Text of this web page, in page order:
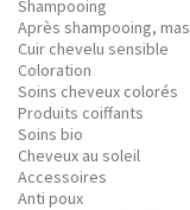
Shampooing
Après shampooing,
Cuir chevelu sensible
Coloration
Soins cheveux colorés
Produits coiffants
Soins bio
Cheveux au soleil
Accessoires
Anti poux